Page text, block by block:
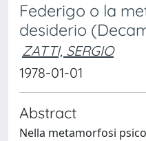
Federigo o la
desiderio
ZATTI, SERGIO
1978-01-01
Abstract
Nella metamorfosi